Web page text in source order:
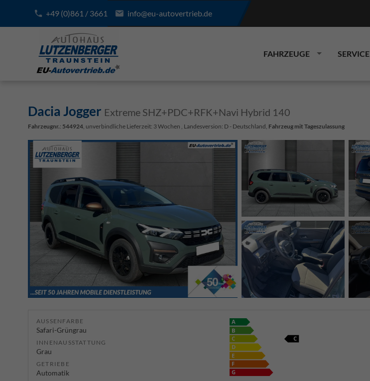
+49 (0)861 / 3661 info@eu-autovertrieb.de
FAHRZEUGE SERVICE
Dacia Jogger Extreme SHZ+PDC+RFK+Navi Hybrid 140
Fahrzeugnr.: 544924 , unverbindliche Lieferzeit: 3 Wochen , Landesversion: D - Deutschland, Fahrzeug mit Tageszulassung
AUSSENFARBE
Safari-Grüngrau
INNENAUSSTATTUNG
Grau
GETRIEBE
Automatik